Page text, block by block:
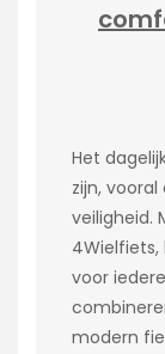
Het
zijn,
veiligheid.
voor
modern